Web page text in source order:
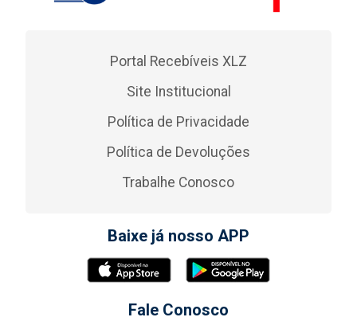
Portal Recebíveis XLZ
Site Institucional
Política de Privacidade
Política de Devoluções
Trabalhe Conosco
Baixe já nosso APP
Fale Conosco